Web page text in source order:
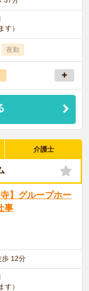
す）
夜勤
介護士
寺】グループホー
事
歩 12分
す）